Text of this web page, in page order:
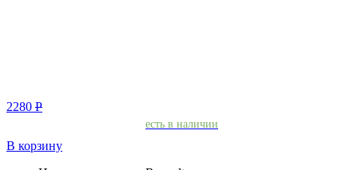
2280 Р
есть в наличии
В корзину